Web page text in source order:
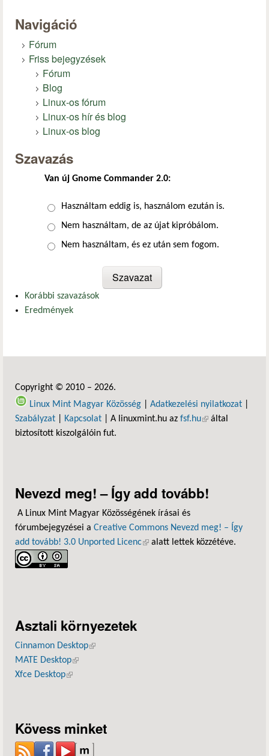
Navigáció
Fórum
Friss bejegyzések
Fórum
Blog
Linux-os fórum
Linux-os hír és blog
Linux-os blog
Szavazás
Van új Gnome Commander 2.0:
Választások
Használtam eddig is, használom ezután is.
Nem használtam, de az újat kipróbálom.
Nem használtam, és ez után sem fogom.
Korábbi szavazások
Eredmények
Copyright © 2010 – 2026.
Linux Mint Magyar Közösség
Adatkezelési nyilatkozat
Szabályzat
Kapcsolat | A linuxmint.hu az fsf.hu(külső hivatkozás)
által
biztosított kiszolgálóin fut.
Nevezd meg! – Így add tovább!
A Linux Mint Magyar Közösségének írásai és
fórumbejegyzései a Creative Commons Nevezd meg! – Így
add tovább! 3.0 Unported Licenc(külső hivatkozás)
alatt lettek közzétéve.
Asztali környezetek
Cinnamon Desktop(külső hivatkozás)
MATE Desktop(külső hivatkozás)
Xfce Desktop(külső hivatkozás)
Kövess minket